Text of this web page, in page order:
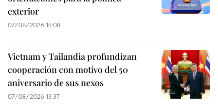
exterior
07/08/2026 14:08
Vietnam y Tailandia profundizan
cooperación con motivo del 50
aniversario de sus nexos
07/08/2026 13:37